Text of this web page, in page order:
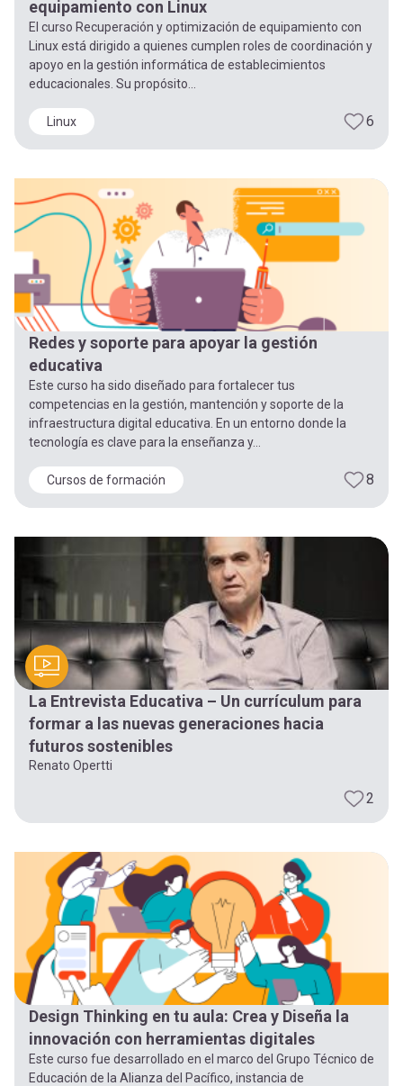
mi
cuenta
equipamiento con Linux
El curso Recuperación y optimización de equipamiento con
Linux está dirigido a quienes cumplen roles de coordinación y
apoyo en la gestión informática de establecimientos
educacionales. Su propósito...
Linux 6
Redes y soporte para apoyar la gestión
educativa
Este curso ha sido diseñado para fortalecer tus
competencias en la gestión, mantención y soporte de la
infraestructura digital educativa. En un entorno donde la
tecnología es clave para la enseñanza y...
Cursos de formación 8
La Entrevista Educativa – Un currículum para
formar a las nuevas generaciones hacia
futuros sostenibles
Renato Opertti
2
Design Thinking en tu aula: Crea y Diseña la
innovación con herramientas digitales
Este curso fue desarrollado en el marco del Grupo Técnico de
Educación de la Alianza del Pacífico, instancia de